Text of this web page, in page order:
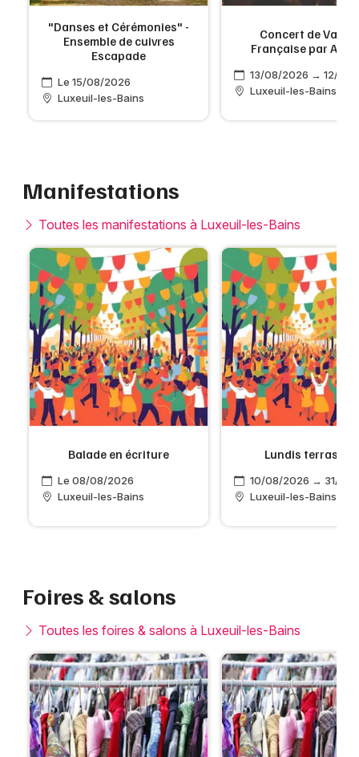
"Danses et Cérémonies" -
Ensemble de cuivres
Escapade
Le 15/08/2026
Luxeuil-les-Bains
Concert de
Française par
13/08/2026 → 12/11/
Luxeuil-les-Bains
Manifestations
Toutes les manifestations à Luxeuil-les-Bains
Balade en écriture
Le 08/08/2026
Luxeuil-les-Bains
Lundis terrasses
10/08/2026 → 31/08/
Luxeuil-les-Bains
Foires & salons
Toutes les foires & salons à Luxeuil-les-Bains